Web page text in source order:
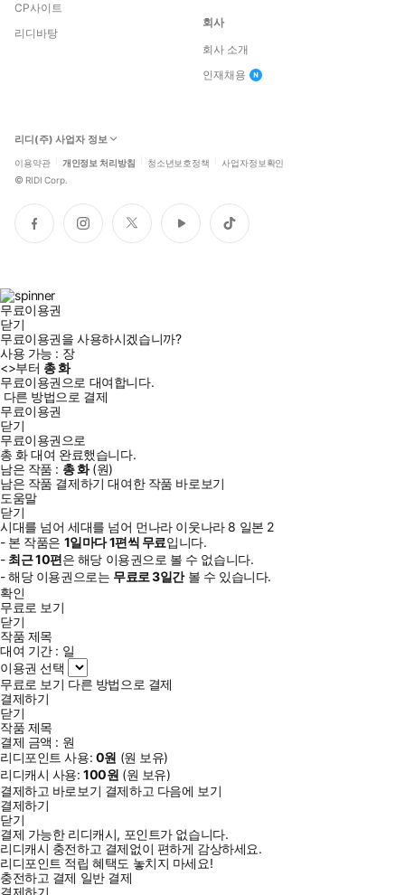
CP사이트
리디바탕
회사
회사 소개
인재채용
리디(주) 사업자 정보
이용약관 개인정보 처리방침 청소년보호정책 사업자정보확인
© RIDI Corp.
페
이
인
스
트
위
유
튜
틱
톡
무료이용권
닫기
무료이용권을 사용하시겠습니까?
사용 가능 : 장
<>부터 총화
무료이용권으로 대여합니다.
다른 방법으로 결제
무료이용권
닫기
무료이용권으로
총 화대여 완료했습니다.
남은 작품 : 총화(원)
남은 작품 결제하기 대여한 작품 바로보기
도움말
닫기
시대를 넘어 세대를 넘어 먼나라 이웃나라 8 일본 2
- 본 작품은 1일마다1편씩 무료입니다.
- 최근10편은 해당 이용권으로 볼 수 없습니다.
- 해당 이용권으로는 무료로3일간볼 수 있습니다.
확인
무료로 보기
닫기
작품 제목
대여 기간 : 일
이용권 선택
무료로 보기 다른 방법으로 결제
결제하기
닫기
작품 제목
결제 금액 : 원
리디포인트 사용: 0원 (원 보유)
리디캐시 사용:100원 (원 보유)
결제하고 바로보기 결제하고 다음에 보기
결제하기
닫기
결제 가능한 리디캐시, 포인트가 없습니다.
리디캐시 충전하고 결제없이 편하게 감상하세요.
리디포인트 적립 혜택도 놓치지 마세요!
충전하고 결제 일반 결제